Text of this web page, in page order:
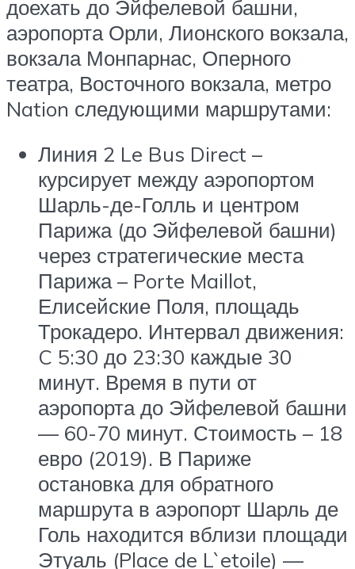
доехать до Эйфелевой башни,
аэропорта Орли, Лионского вокзала,
вокзала Монпарнас, Оперного
театра, Восточного вокзала, метро
Nation следующими маршрутами:
Линия 2 Le Bus Direct –
курсирует между аэропортом
Шарль-де-Голль и центром
Парижа (до Эйфелевой башни)
через стратегические места
Парижа – Porte Maillot,
Елисейские Поля, площадь
Трокадеро. Интервал движения:
C 5:30 до 23:30 каждые 30
минут. Время в пути от
аэропорта до Эйфелевой башни
— 60-70 минут. Стоимость – 18
евро (2019). В Париже
остановка для обратного
маршрута в аэропорт Шарль де
Голь находится вблизи площади
Этуаль (Place de L`etoile) —